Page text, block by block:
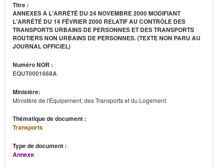
Titre :
ANNEXES À L'ARRÊTÉ DU 24 NOVEMBRE 2000 MODIFIANT
L'ARRÊTÉ DU 14 FÉVRIER 2000 RELATIF AU CONTRÔLE DES
TRANSPORTS URBAINS DE PERSONNES ET DES TRANSPORTS
ROUTIERS NON URBAINS DE PERSONNES. (TEXTE NON PARU AU
JOURNAL OFFICIEL)
Numéro NOR :
EQUT0001668A
Ministère:
Ministère de l'Équipement, des Transports et du Logement
Thématique de document :
Transports
Type de document :
Annexe